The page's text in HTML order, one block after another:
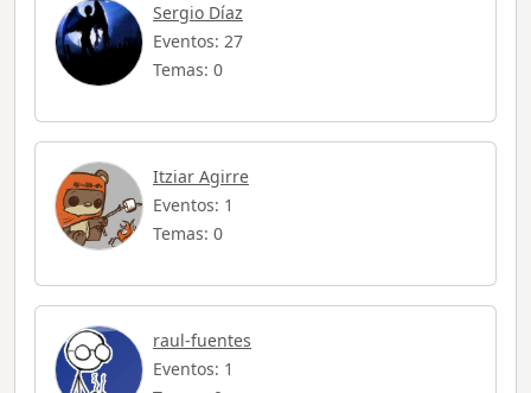
Sergio Díaz
Eventos: 27
Temas: 0
Itziar Agirre
Eventos: 1
Temas: 0
raul-fuentes
Eventos: 1